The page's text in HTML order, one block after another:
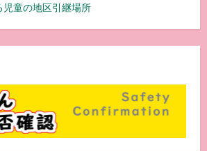
童の地区引継場所